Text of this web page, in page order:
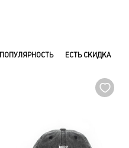
ПОПУЛЯРНОСТЬ ЕСТЬ СКИДКА